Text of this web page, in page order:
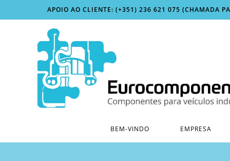
to
APOIO AO CLIENTE: (+351) 236 621 075 (CHAMADA
BEM-VINDO EMPRESA